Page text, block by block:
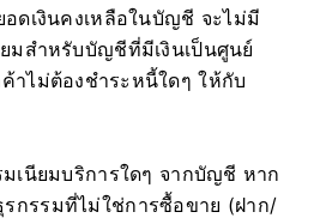
อดเงินคงเหลือในบัญชี จะไม่มี
ยมสำหรับบัญชีที่มีเงินเป็นศูนย์
าไม่ต้องชำระหนี้ใดๆ ให้กับ
มเนียมบริการใดๆ จากบัญชี หาก
กรรมที่ไม่ใช่การซื้อขาย (ฝาก/